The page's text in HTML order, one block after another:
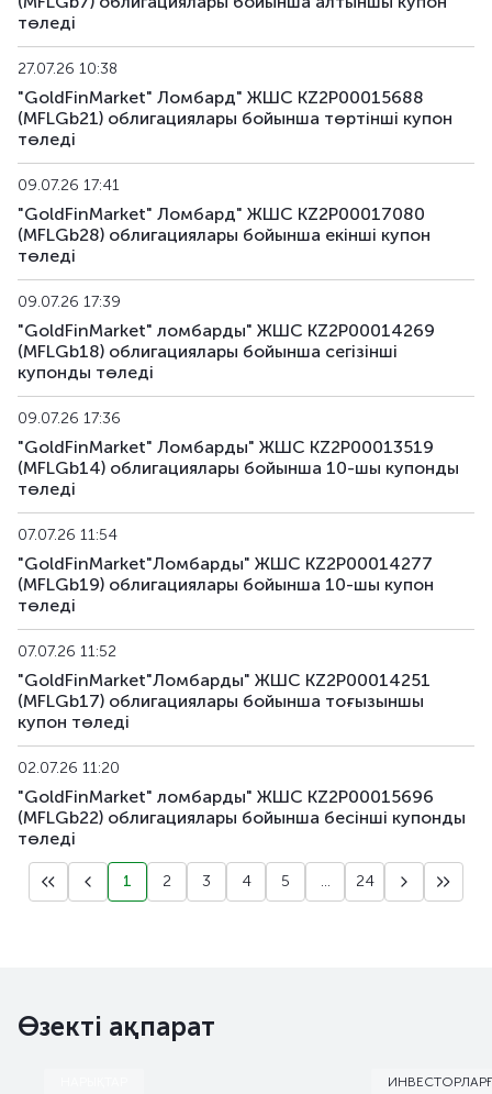
төледі
27.07.26 10:38
"GoldFinMarket" Ломбард" ЖШС KZ2P00015688
(MFLGb21) облигациялары бойынша төртінші купон
төледі
09.07.26 17:41
"GoldFinMarket" Ломбард" ЖШС KZ2P00017080
(MFLGb28) облигациялары бойынша екінші купон
төледі
09.07.26 17:39
"GoldFinMarket" ломбарды" ЖШС KZ2P00014269
(MFLGb18) облигациялары бойынша сегiзiншi
купонды төледі
09.07.26 17:36
"GoldFinMarket" Ломбарды" ЖШС KZ2P00013519
(MFLGb14) облигациялары бойынша 10-шы купонды
төледі
07.07.26 11:54
"GoldFinMarket"Ломбарды" ЖШС KZ2P00014277
(MFLGb19) облигациялары бойынша 10-шы купон
төледі
07.07.26 11:52
"GoldFinMarket"Ломбарды" ЖШС KZ2P00014251
(MFLGb17) облигациялары бойынша тоғызыншы
купон төледі
02.07.26 11:20
"GoldFinMarket" ломбарды" ЖШС KZ2P00015696
(MFLGb22) облигациялары бойынша бесiншi купонды
төледі
1 2 3 4 5 ... 24
Өзекті ақпарат